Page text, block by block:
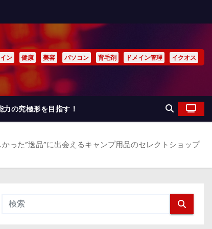
ン 健康 美容 パソコン 育毛剤 ドメイン管理 イクオス
の究極形を目指す！
った”逸品”に出会えるキャンプ用品のセレクトショップ